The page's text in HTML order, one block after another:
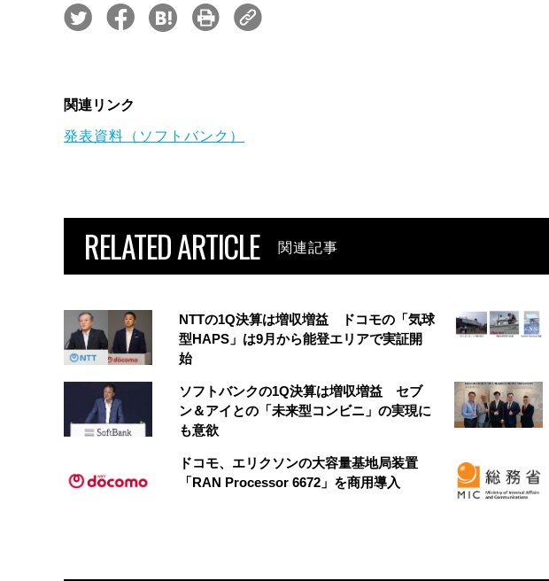
関連リンク
発表資料（ソフトバンク）
RELATED ARTICLE 関連記事
NTTの1Q決算は増収増益 ドコモの「気球
型HAPS」は9月から能登エリアで実証開
始
ソフトバンクの1Q決算は増収増益 セブ
ン＆アイとの「未来型コンビニ」の実現に
も意欲
ドコモ、エリクソンの大容量基地局装置
「RAN Processor 6672」を商用導入